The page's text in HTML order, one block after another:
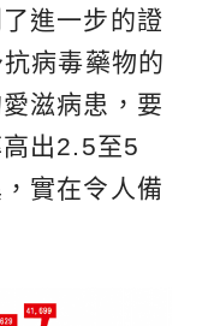
進一步的證
病毒藥物的
滋病患，要
出2.5至5
實在令人備